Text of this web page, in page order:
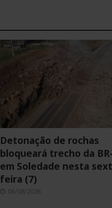
Detonação de rochas
bloqueará trecho da
em Soledade nesta
feira (7)
06/08/2026